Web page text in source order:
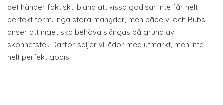
det händer faktiskt ibland att vissa godisar inte får helt
perfekt form. Inga stora mängder, men både vi och Bubs
anser att inget ska behöva slängas på grund av
skönhetsfel. Därför säljer vi lådor med utmärkt, men inte
helt perfekt godis.